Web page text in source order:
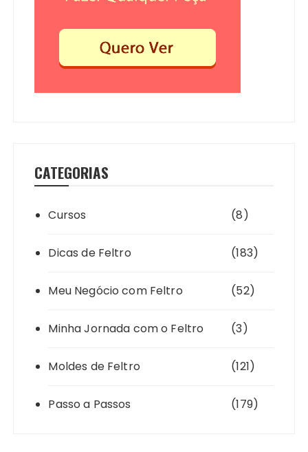
CATEGORIAS
Cursos (8)
Dicas de Feltro (183)
Meu Negócio com Feltro (52)
Minha Jornada com o Feltro (3)
Moldes de Feltro (121)
Passo a Passos (179)